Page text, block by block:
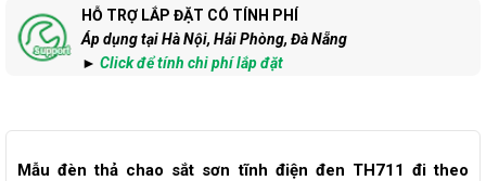
HỖ TRỢ LẮP ĐẶT CÓ TÍNH PHÍ
Áp dụng tại Hà Nội, Hải Phòng, Đà Nẵng
► Click để tính chi phí lắp đặt
Mẫuđèn thả chao sắt sơn tĩnh điện đen TH711 đi theo